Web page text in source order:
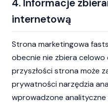
4. Informacje
internetową
Strona marketingowa
obecnie nie zbiera
przyszłości strona może
prywatności narzędzia
wprowadzone analityczne